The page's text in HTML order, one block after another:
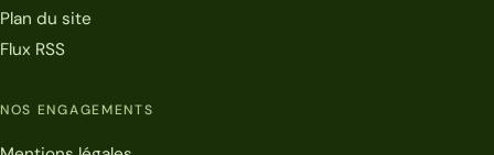
Plan du site
Flux RSS
NOS ENGAGEMENTS